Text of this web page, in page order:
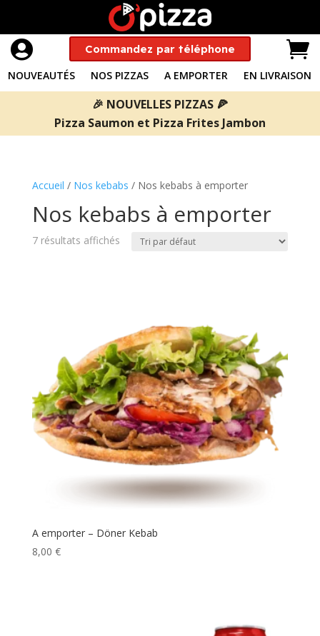
 Commandez par téléphone 
NOUVEAUTÉS NOS PIZZAS A EMPORTER EN LIVRAISON
🎉 NOUVELLES PIZZAS 🍕
Pizza Saumon et Pizza Frites Jambon
Accueil / Nos kebabs / Nos kebabs à emporter
Nos kebabs à emporter
7 résultats affichés
A emporter – Döner Kebab
8,00 €